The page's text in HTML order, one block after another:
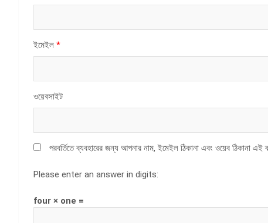
ইমেইল *
ওয়েবসাইট
পরবর্তিতে ব্যবহারের জন্য আপনার নাম, ইমেইল ঠিকানা এবং ওয়েব ঠিকানা এই
Please enter an answer in digits:
four × one =